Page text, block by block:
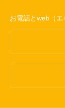
お電話とweb（エ